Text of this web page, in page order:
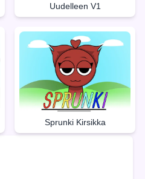
Uudelleen V1
Sprunki Kirsikka